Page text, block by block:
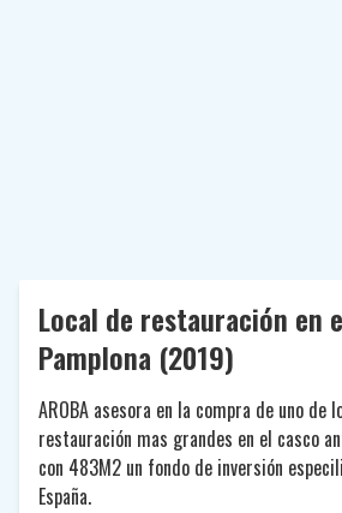
Local de restauración en
Pamplona (2019)
AROBA asesora en la compra de uno de
restauración mas grandes en el casco
con 483M2 un fondo de inversión
España.